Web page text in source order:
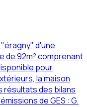
d'une
de 92m² comprenant
pour
la maison
résultats des bilans
de GES : G.